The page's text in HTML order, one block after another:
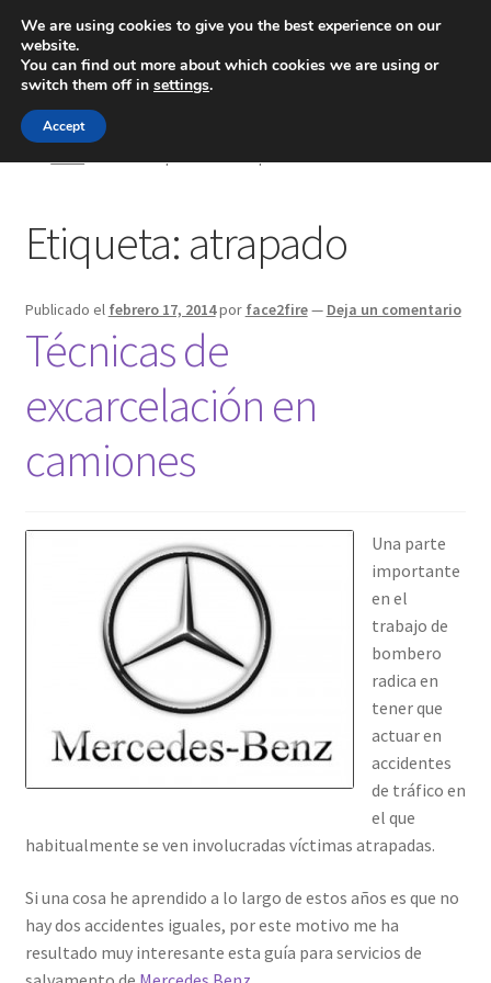
Inicio
Ingeniería
Contacto
Etiqueta: atrapado
Publicado el febrero 17, 2014por face2fire— Deja un comentario
Técnicas de
excarcelación en
camiones
Una parte
importante
en el
trabajo de
bombero
radica en
tener que
actuar en
accidentes
de tráfico en
el que
habitualmente se ven involucradas víctimas atrapadas.
Si una cosa he aprendido a lo largo de estos años es que no
hay dos accidentes iguales, por este motivo me ha
resultado muy interesante esta guía para servicios de
We are using cookies to give you the best experience on our
website.
You can find out more about which cookies we are using or
switch them off in settings.
Accept